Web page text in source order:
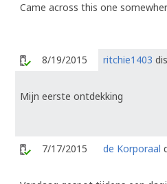
Came across this one
8/19/2015 ritchie1403
Mijn eerste ontdekking
7/17/2015 de Korporaal